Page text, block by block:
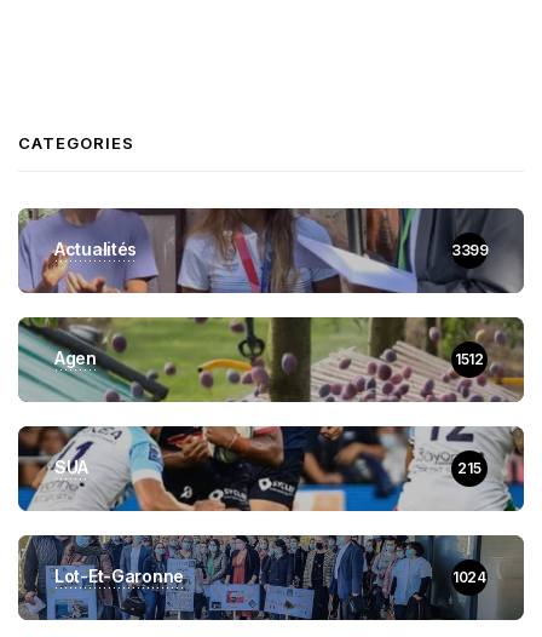
CATEGORIES
Actualités 3399
Agen 1512
SUA 215
Lot-Et-Garonne 1024